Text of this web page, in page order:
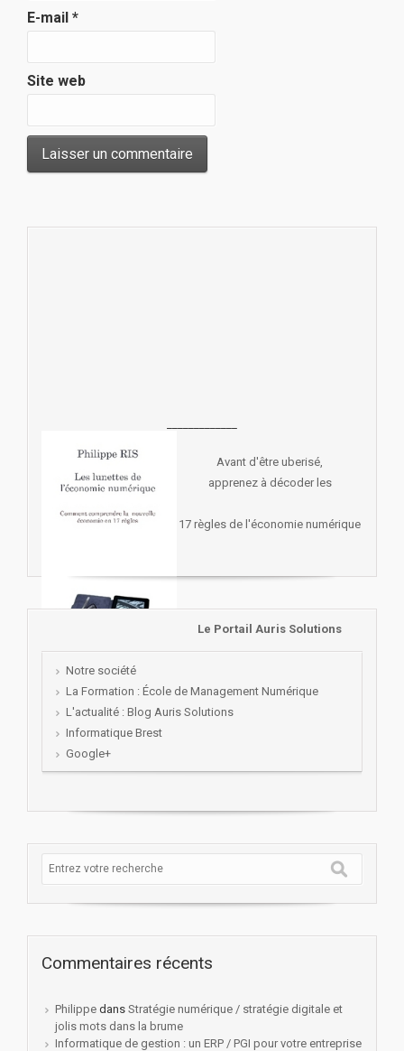
E-mail *
Site web
Avant d'être uberisé,
apprenez à décoder les
17 règles de l'économie numérique
Le Portail Auris Solutions
Notre société
La Formation : École de Management Numérique
L'actualité : Blog Auris Solutions
Informatique Brest
Google+
Commentaires récents
Philippe dans Stratégie numérique / stratégie digitale et
jolis mots dans la brume
Informatique de gestion : un ERP / PGI pour votre entreprise